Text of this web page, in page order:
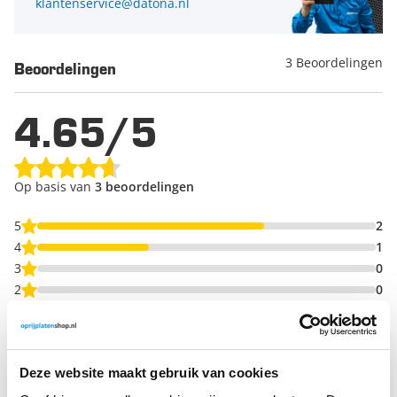
Deze website maakt gebruik van cookies
Beoordelingen 3 Beoordelingen
4.65/5
Op basis van 3 beoordelingen
5
2
4
1
3
0
2
0
Schrijf een beoordeling en win een